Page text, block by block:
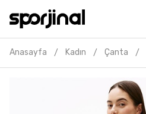
Anasayfa / Kadın / Çanta /